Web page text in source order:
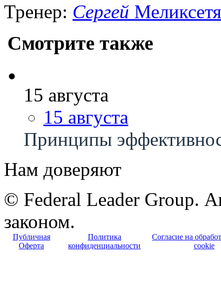
Тренер: Сергей
Смотрите также
15 августа
15 августа
Принципы
Нам доверяют
© Federal Leader Group.
законом.
Публичная
Оферта
Политика
конфиденциальности
Согласие на
cookie